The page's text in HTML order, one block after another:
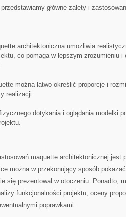
główne⁣ zalety i
architektoniczna⁣ umożliwia
co pomaga w lepszym zrozumieniu i
można łatwo ‌określić proporcje i
⁢realizacji.
dotykania ‍i oglądania modelki
maquette‍ architektonicznej jest
można w przekonujący sposób
się prezentował ⁣w​ otoczeniu. ‍Ponadto,
funkcjonalności projektu, oceny
poprawkami.